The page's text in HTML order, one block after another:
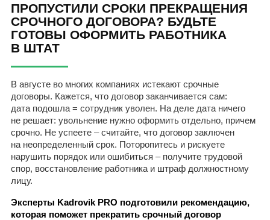
ПРОПУСТИЛИ СРОКИ ПРЕКРАЩЕНИЯ
СРОЧНОГО ДОГОВОРА? БУДЬТЕ
ГОТОВЫ ОФОРМИТЬ РАБОТНИКА
В ШТАТ
В августе во многих компаниях истекают срочные
договоры. Кажется, что договор заканчивается сам:
дата подошла = сотрудник уволен. На деле дата ничего
не решает: увольнение нужно оформить отдельно, причем
срочно. Не успеете – считайте, что договор заключен
на неопределенный срок. Поторопитесь и рискуете
нарушить порядок или ошибиться – получите трудовой
спор, восстановление работника и штраф должностному
лицу.
Эксперты Kadrovik PRO подготовили рекомендацию,
которая поможет прекратить срочный договор